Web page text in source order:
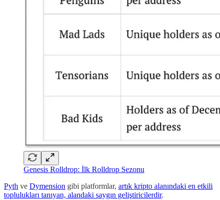
Genesis Rolldrop: İlk Rolldrop Sezonu
Pyth ve Dymension gibi platformlar, artık kripto alanındaki en etkili
toplulukları tanıyan, alandaki saygın geliştiricilerdir.